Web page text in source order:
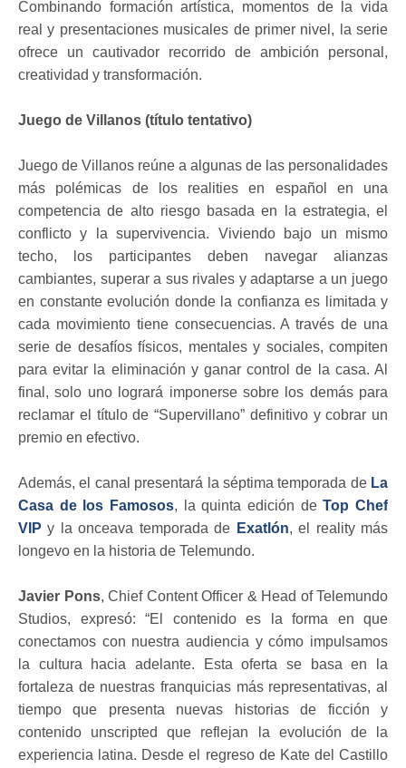
Combinando formación artística, momentos de la vida
real y presentaciones musicales de primer nivel, la serie
ofrece un cautivador recorrido de ambición personal,
creatividad y transformación.
Juego de Villanos (título tentativo)
Juego de Villanos reúne a algunas de las personalidades
más polémicas de los realities en español en una
competencia de alto riesgo basada en la estrategia, el
conflicto y la supervivencia. Viviendo bajo un mismo
techo, los participantes deben navegar alianzas
cambiantes, superar a sus rivales y adaptarse a un juego
en constante evolución donde la confianza es limitada y
cada movimiento tiene consecuencias. A través de una
serie de desafíos físicos, mentales y sociales, compiten
para evitar la eliminación y ganar control de la casa. Al
final, solo uno logrará imponerse sobre los demás para
reclamar el título de “Supervillano” definitivo y cobrar un
premio en efectivo.
Además, el canal presentará la séptima temporada de La
Casa de los Famosos, la quinta edición deTop Chef
VIP y la onceava temporada de Exatlón, el reality más
longevo en la historia de Telemundo.
Javier Pons, Chief Content Officer & Head of Telemundo
Studios, expresó: “El contenido es la forma en que
conectamos con nuestra audiencia y cómo impulsamos
la cultura hacia adelante. Esta oferta se basa en la
fortaleza de nuestras franquicias más representativas, al
tiempo que presenta nuevas historias de ficción y
contenido unscripted que reflejan la evolución de la
experiencia latina. Desde el regreso de Kate del Castillo